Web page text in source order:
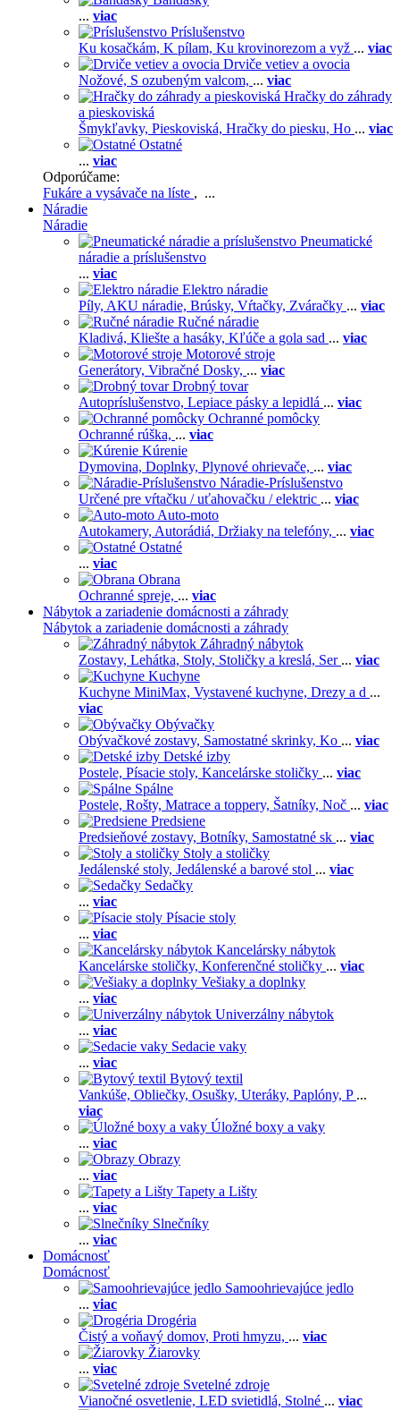
... viac
Príslušenstvo
Ku kosačkám, K pílam, Ku krovinorezom a vyž ... viac
Drviče vetiev a ovocia
Nožové, S ozubeným valcom, ... viac
Hračky do záhrady
a pieskoviská
Šmykľavky, Pieskoviská, Hračky do piesku, Ho ... viac
Ostatné
... viac
Odporúčame:
Fukáre a vysávače na líste , ...
Náradie
Náradie
Pneumatické
náradie a príslušenstvo
... viac
Elektro náradie
Píly, AKU náradie, Brúsky, Vŕtačky, Zváračky ... viac
Ručné náradie
Kladivá, Kliešte a hasáky, Kľúče a gola sad ... viac
Motorové stroje
Generátory, Vibračné Dosky, ... viac
Drobný tovar
Autopríslušenstvo, Lepiace pásky a lepidlá ... viac
Ochranné pomôcky
Ochranné rúška, ... viac
Kúrenie
Dymovina, Doplnky, Plynové ohrievače, ... viac
Náradie-Príslušenstvo
Určené pre vŕtačku / uťahovačku / elektric ... viac
Auto-moto
Autokamery, Autorádiá, Držiaky na telefóny, ... viac
Ostatné
... viac
Obrana
Ochranné spreje, ... viac
Nábytok a zariadenie domácnosti a záhrady
Nábytok a zariadenie domácnosti a záhrady
Záhradný nábytok
Zostavy, Lehátka, Stoly, Stoličky a kreslá, Ser ... viac
Kuchyne
Kuchyne MiniMax, Vystavené kuchyne, Drezy a d ...
viac
Obývačky
Obývačkové zostavy, Samostatné skrinky, Ko ... viac
Detské izby
Postele, Písacie stoly, Kancelárske stoličky ... viac
Spálne
Postele, Rošty, Matrace a toppery, Šatníky, Noč ... viac
Predsiene
Predsieňové zostavy, Botníky, Samostatné sk ... viac
Stoly a stoličky
Jedálenské stoly, Jedálenské a barové stol ... viac
Sedačky
... viac
Písacie stoly
... viac
Kancelársky nábytok
Kancelárske stoličky, Konferenčné stoličky ... viac
Vešiaky a doplnky
... viac
Univerzálny nábytok
... viac
Sedacie vaky
... viac
Bytový textil
Vankúše, Obliečky, Osušky, Uteráky, Paplóny, P ...
viac
Úložné boxy a vaky
... viac
Obrazy
... viac
Tapety a Lišty
... viac
Slnečníky
... viac
Domácnosť
Domácnosť
Samoohrievajúce jedlo
... viac
Drogéria
Čistý a voňavý domov, Proti hmyzu, ... viac
Žiarovky
... viac
Svetelné zdroje
Vianočné osvetlenie, LED svietidlá, Stolné ... viac